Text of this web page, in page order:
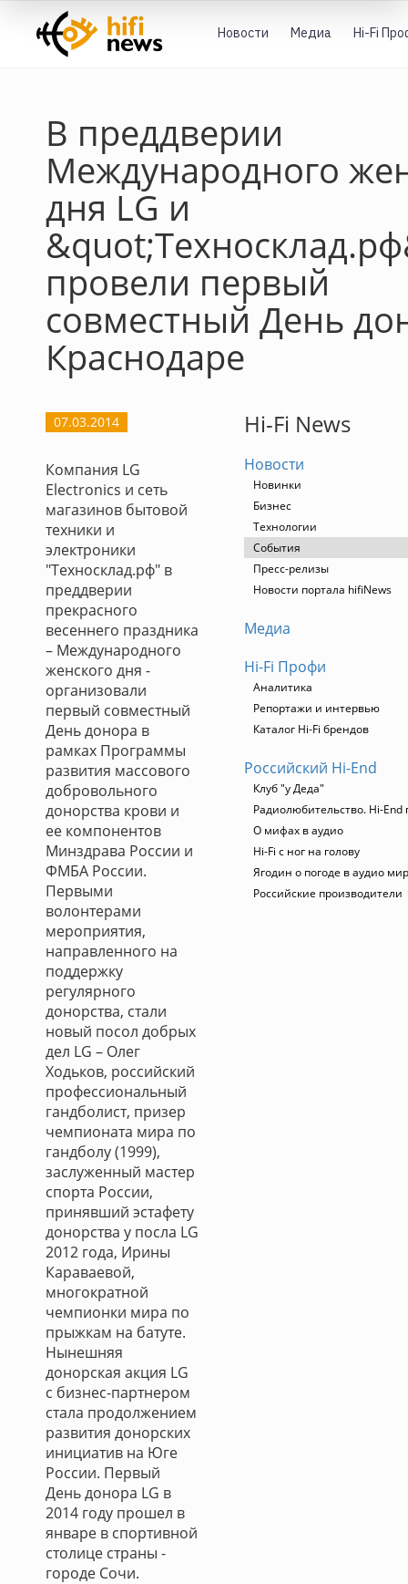
Новости Медиа Hi-Fi
В преддверии
Международного
дня LG и
провели первый
совместный День
Краснодаре
07.03.2014
Компания LG
Electronics и сеть
магазинов бытовой
техники и
электроники
"Техносклад.рф" в
преддверии
прекрасного
весеннего праздника
– Международного
женского дня -
организовали
первый совместный
День донора в
рамках Программы
развития массового
добровольного
донорства крови и
ее компонентов
Минздрава России и
ФМБА России.
Первыми
волонтерами
мероприятия,
направленного на
поддержку
регулярного
донорства, стали
новый посол добрых
дел LG – Олег
Ходьков, российский
профессиональный
гандболист, призер
чемпионата мира по
гандболу (1999),
заслуженный мастер
спорта России,
принявший эстафету
донорства у посла LG
2012 года, Ирины
Караваевой,
многократной
чемпионки мира по
прыжкам на батуте.
Нынешняя
донорская акция LG
с бизнес-партнером
стала продолжением
развития донорских
инициатив на Юге
России. Первый
День донора LG в
2014 году прошел в
январе в спортивной
столице страны -
городе Сочи.
Hi-Fi News
Новости
Новинки
Бизнес
Технологии
События
Пресс-релизы
Новости портала hifiNews
Медиа
Hi-Fi Профи
Аналитика
Репортажи и интервью
Каталог Hi-Fi брендов
Российский Hi-End
Клуб "у Деда"
Радиолюбительство. Hi-End
О мифах в аудио
Hi-Fi с ног на голову
Ягодин о погоде в аудио
Российские производители